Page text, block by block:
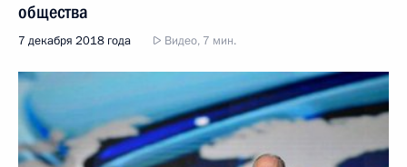
общества
7 декабря 2018 года Видео, 7 мин.